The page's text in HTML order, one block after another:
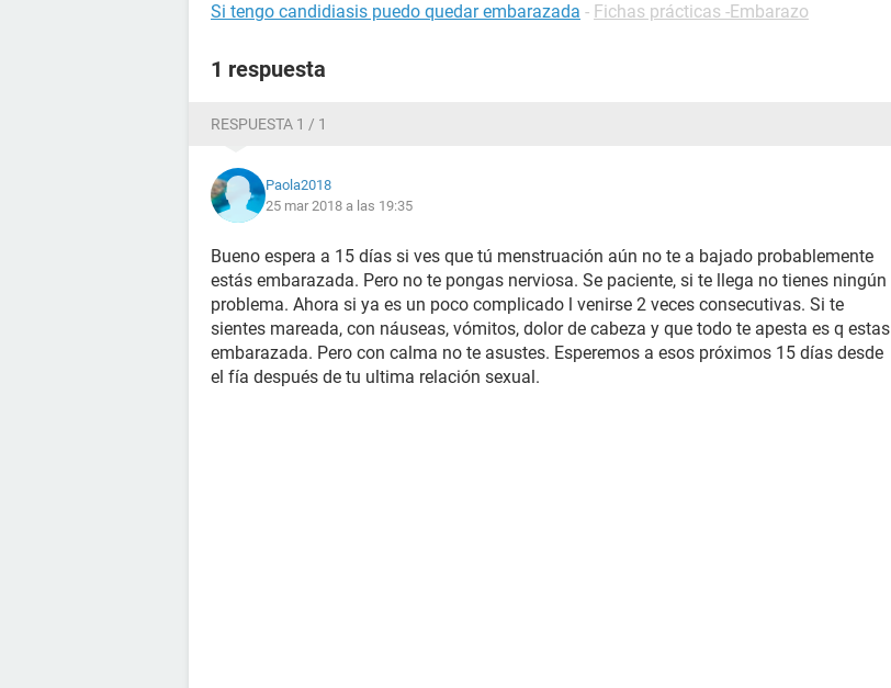
Si tengo candidiasis puedo quedar embarazada - Fichas prácticas -Embarazo
1 respuesta
RESPUESTA 1 / 1
Paola2018
25 mar 2018 a las 19:35
Bueno espera a 15 días si ves que tú menstruación aún no te a bajado probablemente
estás embarazada. Pero no te pongas nerviosa. Se paciente, si te llega no tienes ningún
problema. Ahora si ya es un poco complicado l venirse 2 veces consecutivas. Si te
sientes mareada, con náuseas, vómitos, dolor de cabeza y que todo te apesta es q estas
embarazada. Pero con calma no te asustes. Esperemos a esos próximos 15 días desde
el fía después de tu ultima relación sexual.